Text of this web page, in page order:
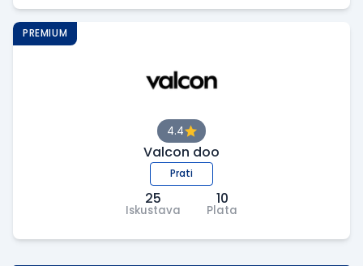
4.4
Valcon doo
Prati
25
Iskustava
10
Plata
PREMIUM